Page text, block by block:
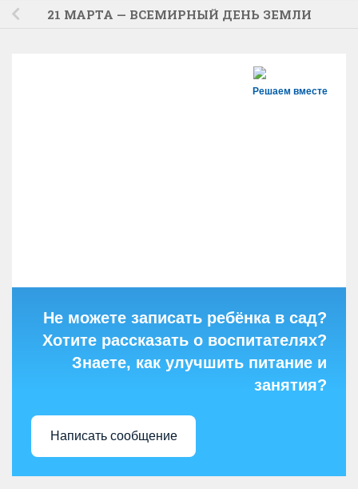
21 МАРТА — ВСЕМИРНЫЙ ДЕНЬ ЗЕМЛИ
Решаем вместе
Не можете записать ребёнка в сад?
Хотите рассказать о воспитателях?
Знаете, как улучшить питание и
занятия?
Написать сообщение